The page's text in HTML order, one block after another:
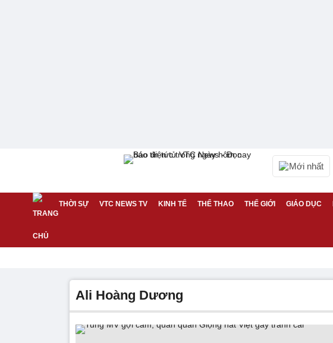
Mới nhất
THỜI SỰ VTC NEWS TV KINH TẾ THỂ THAO THẾ GIỚI GIÁO DỤC
Ali Hoàng Dương